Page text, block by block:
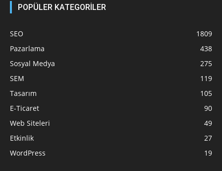
POPÜLER KATEGORİLER
SEO
1809
Pazarlama
438
Sosyal Medya
275
SEM
119
Tasarım
105
E-Ticaret
90
Web Siteleri
49
Etkinlik
27
WordPress
19